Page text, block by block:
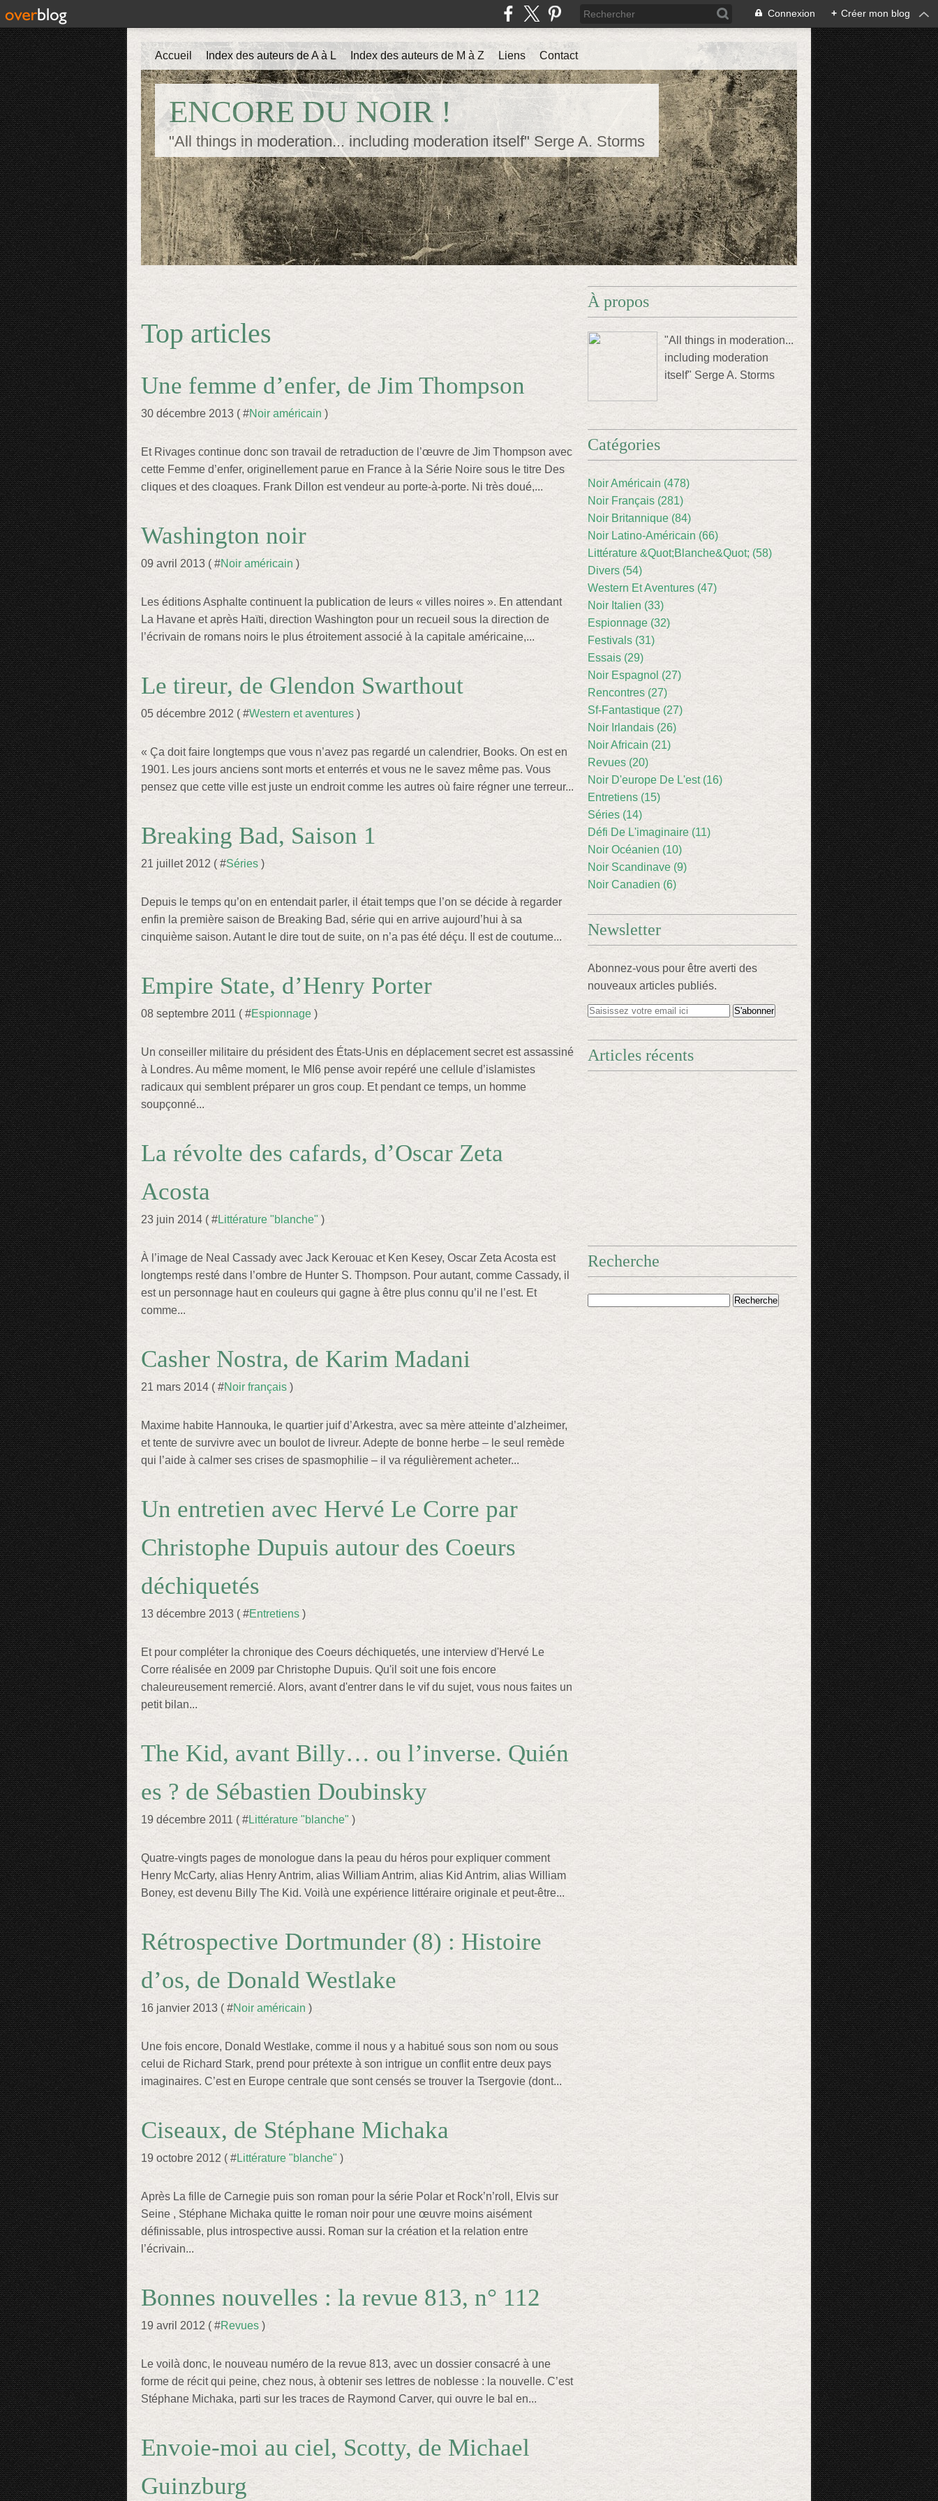
Connexion + Créer mon blog
ENCORE DU NOIR !
"All things in moderation... including moderation itself" Serge A. Storms
Accueil Index des auteurs de A à L Index des auteurs de M à Z Liens Contact
Top articles
Une femme d’enfer, de Jim Thompson
30 décembre 2013 ( #Noir américain )
Et Rivages continue donc son travail de retraduction de l’œuvre de Jim Thompson avec
cette Femme d’enfer, originellement parue en France à la Série Noire sous le titre Des
cliques et des cloaques. Frank Dillon est vendeur au porte-à-porte. Ni très doué,...
Washington noir
09 avril 2013 ( #Noir américain )
Les éditions Asphalte continuent la publication de leurs « villes noires ». En attendant
La Havane et après Haïti, direction Washington pour un recueil sous la direction de
l’écrivain de romans noirs le plus étroitement associé à la capitale américaine,...
Le tireur, de Glendon Swarthout
05 décembre 2012 ( #Western et aventures )
« Ça doit faire longtemps que vous n’avez pas regardé un calendrier, Books. On est en
1901. Les jours anciens sont morts et enterrés et vous ne le savez même pas. Vous
pensez que cette ville est juste un endroit comme les autres où faire régner une terreur...
Breaking Bad, Saison 1
21 juillet 2012 ( #Séries )
Depuis le temps qu’on en entendait parler, il était temps que l’on se décide à regarder
enfin la première saison de Breaking Bad, série qui en arrive aujourd’hui à sa
cinquième saison. Autant le dire tout de suite, on n’a pas été déçu. Il est de coutume...
Empire State, d’Henry Porter
08 septembre 2011 ( #Espionnage )
Un conseiller militaire du président des États-Unis en déplacement secret est assassiné
à Londres. Au même moment, le MI6 pense avoir repéré une cellule d’islamistes
radicaux qui semblent préparer un gros coup. Et pendant ce temps, un homme
soupçonné...
La révolte des cafards, d’Oscar Zeta
Acosta
23 juin 2014 ( #Littérature "blanche" )
À l’image de Neal Cassady avec Jack Kerouac et Ken Kesey, Oscar Zeta Acosta est
longtemps resté dans l’ombre de Hunter S. Thompson. Pour autant, comme Cassady, il
est un personnage haut en couleurs qui gagne à être plus connu qu’il ne l’est. Et
comme...
Casher Nostra, de Karim Madani
21 mars 2014 ( #Noir français )
Maxime habite Hannouka, le quartier juif d’Arkestra, avec sa mère atteinte d’alzheimer,
et tente de survivre avec un boulot de livreur. Adepte de bonne herbe – le seul remède
qui l’aide à calmer ses crises de spasmophilie – il va régulièrement acheter...
Un entretien avec Hervé Le Corre par
Christophe Dupuis autour des Coeurs
déchiquetés
13 décembre 2013 ( #Entretiens )
Et pour compléter la chronique des Coeurs déchiquetés, une interview d'Hervé Le
Corre réalisée en 2009 par Christophe Dupuis. Qu'il soit une fois encore
chaleureusement remercié. Alors, avant d'entrer dans le vif du sujet, vous nous faites un
petit bilan...
The Kid, avant Billy… ou l’inverse. Quién
es ? de Sébastien Doubinsky
19 décembre 2011 ( #Littérature "blanche" )
Quatre-vingts pages de monologue dans la peau du héros pour expliquer comment
Henry McCarty, alias Henry Antrim, alias William Antrim, alias Kid Antrim, alias William
Boney, est devenu Billy The Kid. Voilà une expérience littéraire originale et peut-être...
Rétrospective Dortmunder (8) : Histoire
d’os, de Donald Westlake
16 janvier 2013 ( #Noir américain )
Une fois encore, Donald Westlake, comme il nous y a habitué sous son nom ou sous
celui de Richard Stark, prend pour prétexte à son intrigue un conflit entre deux pays
imaginaires. C’est en Europe centrale que sont censés se trouver la Tsergovie (dont...
Ciseaux, de Stéphane Michaka
19 octobre 2012 ( #Littérature "blanche" )
Après La fille de Carnegie puis son roman pour la série Polar et Rock’n’roll, Elvis sur
Seine , Stéphane Michaka quitte le roman noir pour une œuvre moins aisément
définissable, plus introspective aussi. Roman sur la création et la relation entre
l’écrivain...
Bonnes nouvelles : la revue 813, n° 112
19 avril 2012 ( #Revues )
Le voilà donc, le nouveau numéro de la revue 813, avec un dossier consacré à une
forme de récit qui peine, chez nous, à obtenir ses lettres de noblesse : la nouvelle. C’est
Stéphane Michaka, parti sur les traces de Raymond Carver, qui ouvre le bal en...
Envoie-moi au ciel, Scotty, de Michael
Guinzburg
À propos
"All things in moderation...
including moderation
itself" Serge A. Storms
Catégories
Noir Américain (478)
Noir Français (281)
Noir Britannique (84)
Noir Latino-Américain (66)
Littérature &Quot;Blanche&Quot; (58)
Divers (54)
Western Et Aventures (47)
Noir Italien (33)
Espionnage (32)
Festivals (31)
Essais (29)
Noir Espagnol (27)
Rencontres (27)
Sf-Fantastique (27)
Noir Irlandais (26)
Noir Africain (21)
Revues (20)
Noir D'europe De L'est (16)
Entretiens (15)
Séries (14)
Défi De L'imaginaire (11)
Noir Océanien (10)
Noir Scandinave (9)
Noir Canadien (6)
Newsletter
Abonnez-vous pour être averti des
nouveaux articles publiés.
Articles récents
Recherche